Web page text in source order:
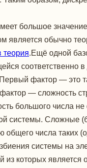
большое
является обычно
теория.Ещё одной
соответственно в
фактор — это
— сложность
большого числа
системы. Сложные
числа таких
системы на
которых